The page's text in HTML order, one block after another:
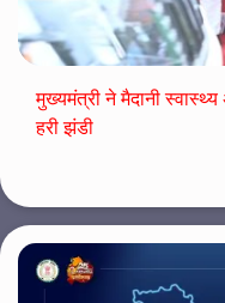
मुख्यमंत्री ने मैदानी
हरी झंडी